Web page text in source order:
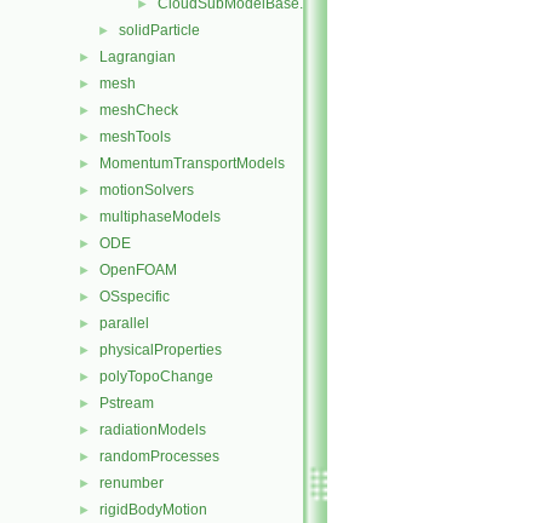
► CloudSubModelBase.H
► solidParticle
► Lagrangian
► mesh
► meshCheck
► meshTools
► MomentumTransportModels
► motionSolvers
► multiphaseModels
► ODE
► OpenFOAM
► OSspecific
► parallel
► physicalProperties
► polyTopoChange
► Pstream
► radiationModels
► randomProcesses
► renumber
► rigidBodyMotion